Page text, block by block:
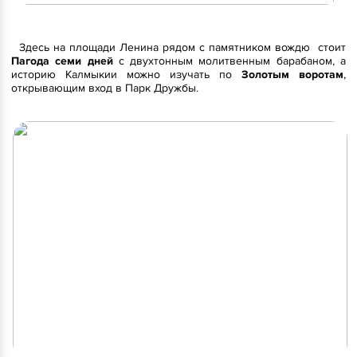
Здесь на площади Ленина рядом с памятником вождю стоит
Пагода семи днейс двухтонным молитвенным барабаном, а
историю Калмыкии можно изучать по Золотым воротам,
открывающим вход в Парк Дружбы.